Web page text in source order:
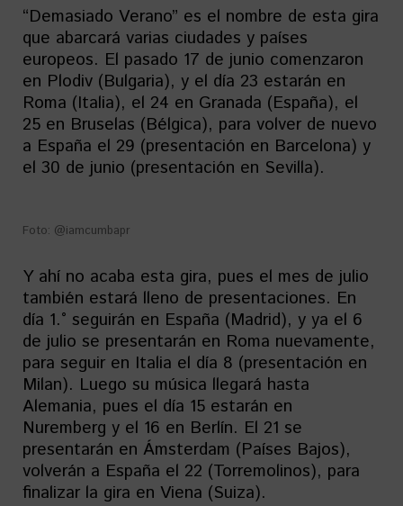
“Demasiado Verano” es el nombre de esta gira
que abarcará varias ciudades y países
europeos. El pasado 17 de junio comenzaron
en Plodiv (Bulgaria), y el día 23 estarán en
Roma (Italia), el 24 en Granada (España), el
25 en Bruselas (Bélgica), para volver de nuevo
a España el 29 (presentación en Barcelona) y
el 30 de junio (presentación en Sevilla).
Foto: @iamcumbapr
Y ahí no acaba esta gira, pues el mes de julio
también estará lleno de presentaciones. En
día 1.° seguirán en España (Madrid), y ya el 6
de julio se presentarán en Roma nuevamente,
para seguir en Italia el día 8 (presentación en
Milan). Luego su música llegará hasta
Alemania, pues el día 15 estarán en
Nuremberg y el 16 en Berlín. El 21 se
presentarán en Ámsterdam (Países Bajos),
volverán a España el 22 (Torremolinos), para
finalizar la gira en Viena (Suiza).